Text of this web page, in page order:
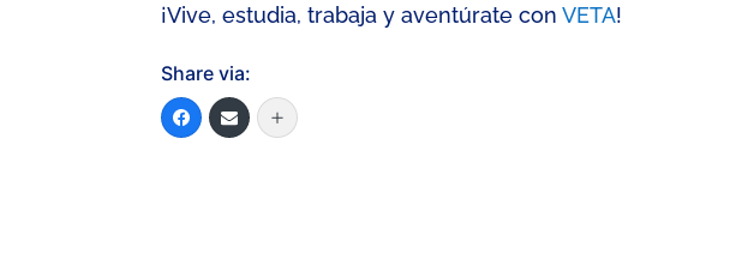
¡Vive, estudia, trabaja y aventúrate conVETA!
Share via: